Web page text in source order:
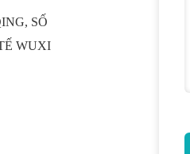
SỐ
WUXI